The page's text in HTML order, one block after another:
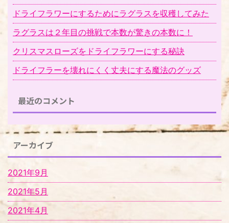
ドライフラワーにするためにラグラスを収穫してみた
ラグラスは２年目の挑戦で本数が驚きの本数に！
クリスマスローズをドライフラワーにする秘訣
ドライフラーを壊れにくく丈夫にする魔法のグッズ
最近のコメント
アーカイブ
2021年9月
2021年5月
2021年4月